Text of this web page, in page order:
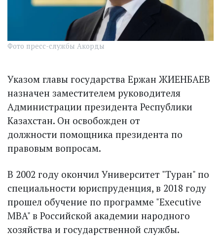
Фото пресс-службы Акорды
Указом главы государства Ержан ЖИЕНБАЕВ
назначен заместителем руководителя
Администрации президента Республики
Казахстан. Он освобожден от
должности помощника президента по
правовым вопросам.
В 2002 году окончил Университет "Туран" по
специальности юриспруденция, в 2018 году
прошел обучение по программе "Executive
MBA" в Российской академии народного
хозяйства и государственной службы.